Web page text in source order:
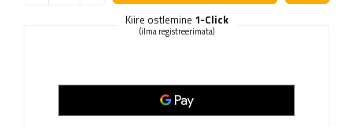
Kiire ostlemine 1-Click
(ilma registreerimata)